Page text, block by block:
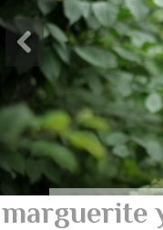
marguerite